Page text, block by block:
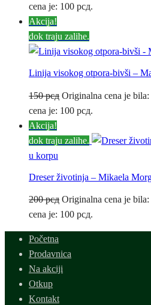
cena je: 100 рсд.
Akcija!
dok traju zalihe.
Linija visokog otpora-bivši –
150рсд Originalna cena je bila:
cena je: 100 рсд.
Akcija!
dok traju zalihe.
u korpu
Dreser životinja – Mikaela
200рсд Originalna cena je bila:
cena je: 100 рсд.
Početna
Prodavnica
Na akciji
Otkup
Kontakt